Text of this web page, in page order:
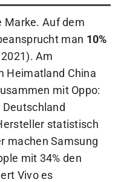
Marke. Auf dem
man 10%
Am
Heimatland China
mit Oppo:
Deutschland
statistisch
machen Samsung
mit 34% den
Vivo es